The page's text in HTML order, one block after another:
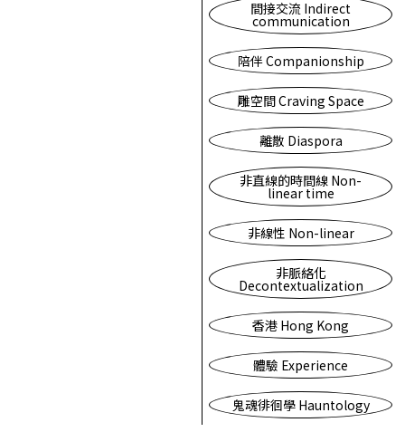
間接交流 Indirect
communication
陪伴 Companionship
雕空間 Craving Space
離散 Diaspora
非直線的時間線 Non-
linear time
非線性 Non-linear
非脈絡化
Decontextualization
香港 Hong Kong
體驗 Experience
鬼魂徘徊學 Hauntology